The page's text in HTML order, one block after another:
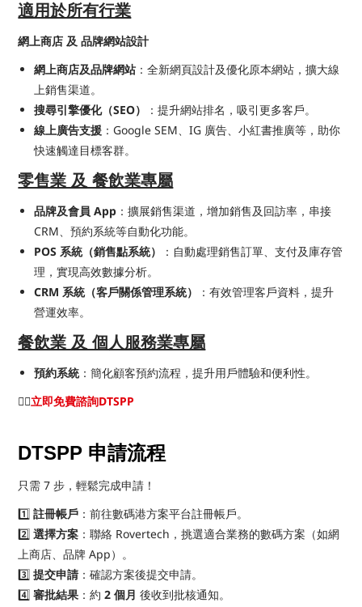
適用於所有行業
網上商店 及 品牌網站設計
網上商店及品牌網站 ：全新網頁設計及優化原本網站，擴大線
上銷售渠道。
搜尋引擎優化（SEO）
：提升網站排名，吸引更多客戶。
線上廣告支援 ：Google SEM、IG 廣告、小紅書推廣等，助你
快速觸達目標客群。
零售業 及 餐飲業專屬
品牌及會員 App ：擴展銷售渠道，增加銷售及回訪率，串接
CRM、預約系統等自動化功能。
POS 系統（銷售點系統）
：自動處理銷售訂單、支付及庫存管
理，實現高效數據分析。
CRM 系統（客戶關係管理系統）
：有效管理客戶資料，提升
營運效率。
餐飲業 及 個人服務業專屬
預約系統：簡化顧客預約流程，提升用戶體驗和便利性。
👉🏻立即免費諮詢DTSPP
DTSPP 申請流程
只需 7 步，輕鬆完成申請！
1️⃣註冊帳戶 ：前往數碼港方案平台註冊帳戶。
2️⃣選擇方案 ：聯絡 Rovertech，挑選適合業務的數碼方案（如網
上商店、品牌 App）。
3️⃣提交申請：確認方案後提交申請。
4️⃣審批結果 ：約2 個月 後收到批核通知。